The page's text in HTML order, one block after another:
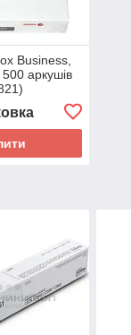
Business,
аркушів